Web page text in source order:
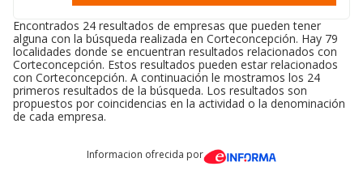
Encontrados 24 resultados de empresas que pueden tener
alguna con la búsqueda realizada en Corteconcepción. Hay 79
localidades donde se encuentran resultados relacionados con
Corteconcepción. Estos resultados pueden estar relacionados
con Corteconcepción. A continuación le mostramos los 24
primeros resultados de la búsqueda. Los resultados son
propuestos por coincidencias en la actividad o la denominación
de cada empresa.
Informacion ofrecida por